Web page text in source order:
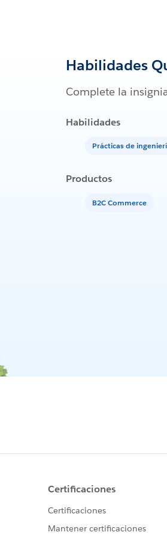
Habilidades
Complete la
Habilidades
Prácticas de
Productos
B2C Commerce